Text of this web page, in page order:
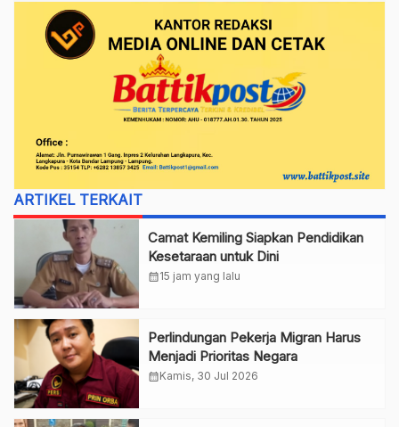
ARTIKEL TERKAIT
Camat Kemiling Siapkan Pendidikan
Kesetaraan untuk Dini
calendar_month15 jam yang lalu
Perlindungan Pekerja Migran Harus
Menjadi Prioritas Negara
calendar_monthKamis, 30 Jul 2026